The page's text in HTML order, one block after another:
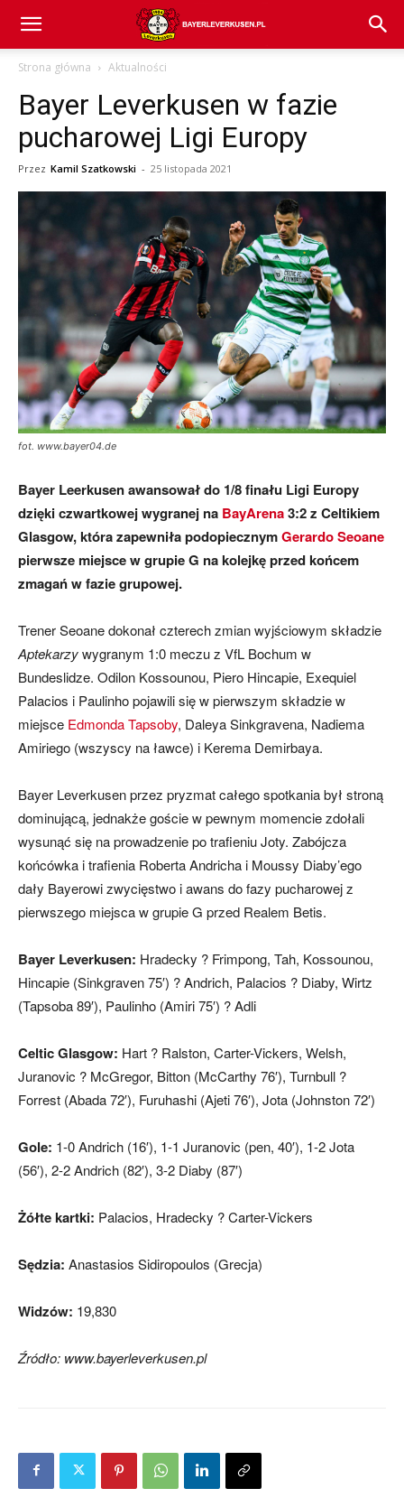
Bayer
aktualności
(transfery,
skład)
Strona główna Aktualności
Bayer Leverkusen w fazie
pucharowej Ligi Europy
Przez Kamil Szatkowski - 25 listopada 2021
fot. www.bayer04.de
Bayer Leerkusen awansował do 1/8 finału Ligi Europy
dzięki czwartkowej wygranej na BayArena3:2 z Celtikiem
Glasgow, która zapewniła podopiecznymGerardo Seoane
pierwsze miejsce w grupie G na kolejkę przed końcem
zmagań w fazie grupowej.
Trener Seoane dokonał czterech zmian wyjściowym składzie
Aptekarzywygranym 1:0 meczu z VfL Bochum w
Bundeslidze. Odilon Kossounou, Piero Hincapie, Exequiel
Palacios i Paulinho pojawili się w pierwszym składzie w
miejsce Edmonda Tapsoby, Daleya Sinkgravena, Nadiema
Amiriego (wszyscy na ławce) i Kerema Demirbaya.
Bayer Leverkusen przez pryzmat całego spotkania był stroną
dominującą, jednakże goście w pewnym momencie zdołali
wysunąć się na prowadzenie po trafieniu Joty. Zabójcza
końcówka i trafienia Roberta Andricha i Moussy Diaby’ego
dały Bayerowi zwycięstwo i awans do fazy pucharowej z
pierwszego miejsca w grupie G przed Realem Betis.
Bayer Leverkusen: Hradecky ? Frimpong, Tah, Kossounou,
Hincapie (Sinkgraven 75′) ? Andrich, Palacios ? Diaby, Wirtz
(Tapsoba 89′), Paulinho (Amiri 75′) ? Adli
Celtic Glasgow: Hart ? Ralston, Carter-Vickers, Welsh,
Juranovic ? McGregor, Bitton (McCarthy 76′), Turnbull ?
Forrest (Abada 72′), Furuhashi (Ajeti 76′), Jota (Johnston 72′)
Gole: 1-0 Andrich (16′), 1-1 Juranovic (pen, 40′), 1-2 Jota
(56′), 2-2 Andrich (82′), 3-2 Diaby (87′)
Żółte kartki: Palacios, Hradecky ? Carter-Vickers
Sędzia: Anastasios Sidiropoulos (Grecja)
Widzów: 19,830
Źródło: www.bayerleverkusen.pl